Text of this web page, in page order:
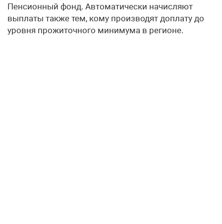
Пенсионный фонд. Автоматически начисляют
выплаты также тем, кому производят доплату до
уровня прожиточного минимума в регионе.